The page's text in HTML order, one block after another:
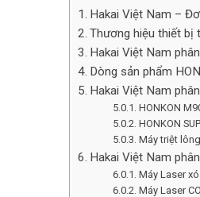
Hakai Việt Nam –
Thương hiệu thiết bị
Hakai Việt Nam
Dòng sản phẩm
Hakai Việt Nam
HONKON
HONKON
Máy triệt
Hakai Việt Nam
Máy Laser
Máy Laser